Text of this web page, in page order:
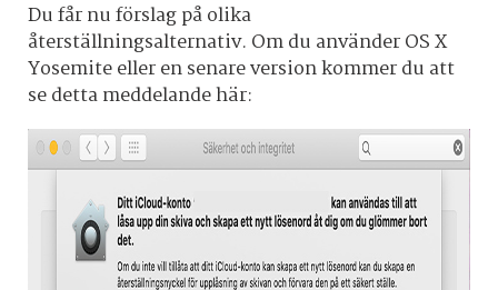
Du får nu förslag på olika
återställningsalternativ. Om du använder OS X
Yosemite eller en senare version kommer du att
se detta meddelande här: